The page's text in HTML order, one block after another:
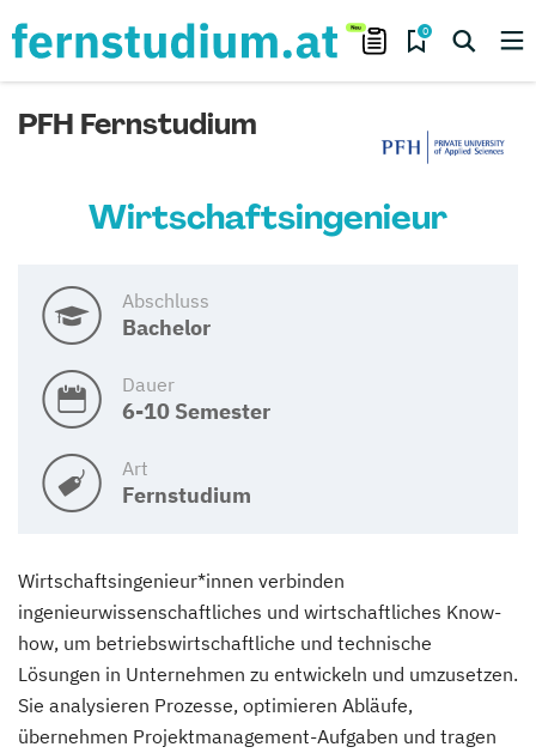
0
PFH Fernstudium
Wirtschaftsingenieur
Abschluss
Bachelor
Dauer
6-10 Semester
Art
Fernstudium
Wirtschaftsingenieur*innen verbinden
ingenieurwissenschaftliches und wirtschaftliches Know-
how, um betriebswirtschaftliche und technische
Lösungen in Unternehmen zu entwickeln und umzusetzen.
Sie analysieren Prozesse, optimieren Abläufe,
übernehmen Projektmanagement-Aufgaben und tragen